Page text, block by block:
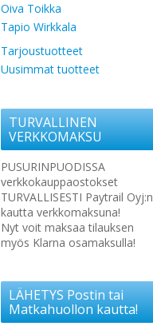
Oiva Toikka
Tapio Wirkkala
Tarjoustuotteet
Uusimmat tuotteet
TURVALLINEN
VERKKOMAKSU
PUSURINPUODISSA
verkkokauppaostokset
TURVALLISESTI Paytrail Oyj:n
kautta verkkomaksuna!
Nyt voit maksaa tilauksen
myös Klarna osamaksulla!
LÄHETYS Postin tai
Matkahuollon kautta!